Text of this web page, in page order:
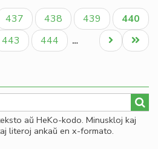
Paĝo
437 Paĝo
438 Paĝo
439
Aktuala
paĝo
440
Paĝo
443 Paĝo
444 …
Last
page
Next
page
aŭ HeKo-kodo. Minuskloj kaj
literoj ankaŭ en x-formato.